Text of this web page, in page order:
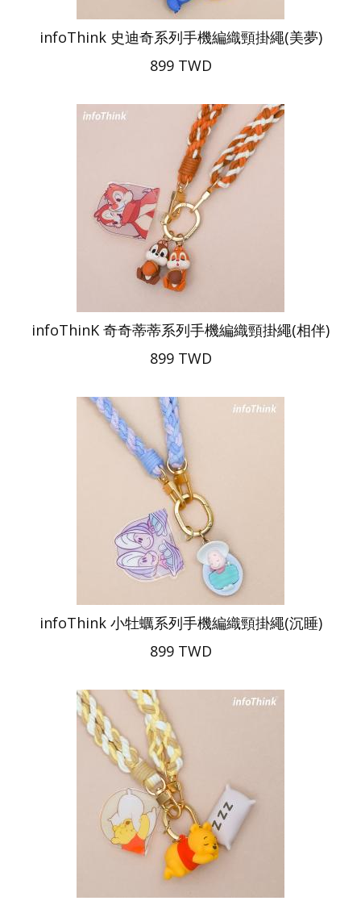
infoThink 史迪奇系列手機編織頸掛繩(美夢)
899 TWD
infoThinK 奇奇蒂蒂系列手機編織頸掛繩(相伴)
899 TWD
infoThink 小牡蠣系列手機編織頸掛繩(沉睡)
899 TWD